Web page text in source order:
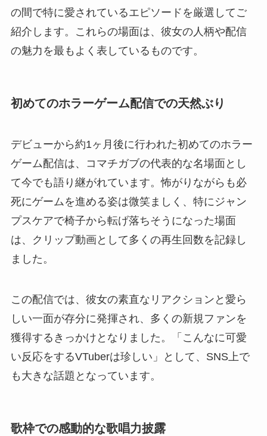
の間で特に愛されているエピソードを厳選してご
紹介します。これらの場面は、彼女の人柄や配信
の魅力を最もよく表しているものです。
初めてのホラーゲーム配信での天然ぶり
デビューから約1ヶ月後に行われた初めてのホラー
ゲーム配信は、コマチガブの代表的な名場面とし
て今でも語り継がれています。怖がりながらも必
死にゲームを進める姿は微笑ましく、特にジャン
プスケアで椅子から転げ落ちそうになった場面
は、クリップ動画として多くの再生回数を記録し
ました。
この配信では、彼女の素直なリアクションと愛ら
しい一面が存分に発揮され、多くの新規ファンを
獲得するきっかけとなりました。「こんなに可愛
い反応をするVTuberは珍しい」として、SNS上で
も大きな話題となっています。
歌枠での感動的な歌唱力披露